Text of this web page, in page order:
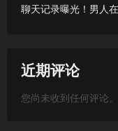
聊天记录曝光！男人
近期评论
您尚未收到任何评论。